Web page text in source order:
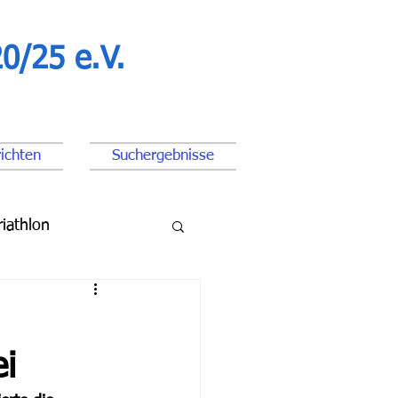
25 e.V.
Suchergebnisse